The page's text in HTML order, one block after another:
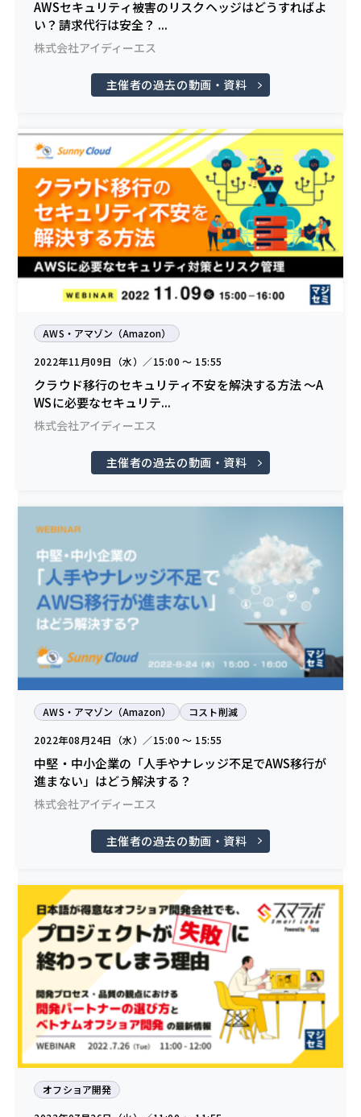
AWSセキュリティ被害のリスクヘッジはどうすればよ
い？請求代行は安全？ ...
株式会社アイディーエス
主催者の過去の動画・資料
AWS・アマゾン（Amazon）
2022年11月09日（水）／15:00 〜 15:55
クラウド移行のセキュリティ不安を解決する方法 〜A
WSに必要なセキュリテ...
株式会社アイディーエス
主催者の過去の動画・資料
AWS・アマゾン（Amazon） コスト削減
2022年08月24日（水）／15:00 〜 15:55
中堅・中小企業の「人手やナレッジ不足でAWS移行が
進まない」はどう解決する？
株式会社アイディーエス
主催者の過去の動画・資料
オフショア開発